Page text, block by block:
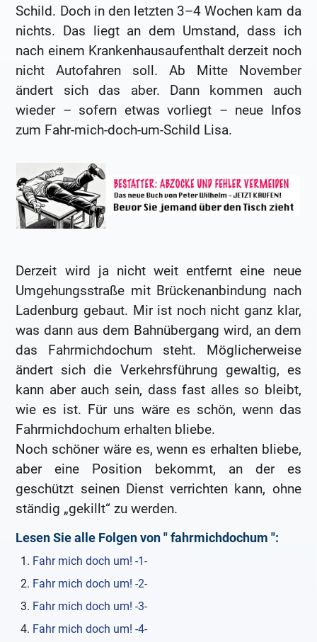
Schild. Doch in den letzten 3–4 Wochen kam da
nichts. Das liegt an dem Umstand, dass ich
nach einem Krankenhausaufenthalt derzeit noch
nicht Autofahren soll. Ab Mitte November
ändert sich das aber. Dann kommen auch
wieder – sofern etwas vorliegt – neue Infos
zum Fahr-mich-doch-um-Schild Lisa.
Derzeit wird ja nicht weit entfernt eine neue
Umgehungsstraße mit Brückenanbindung nach
Ladenburg gebaut. Mir ist noch nicht ganz klar,
was dann aus dem Bahnübergang wird, an dem
das Fahrmichdochum steht. Möglicherweise
ändert sich die Verkehrsführung gewaltig, es
kann aber auch sein, dass fast alles so bleibt,
wie es ist. Für uns wäre es schön, wenn das
Fahrmichdochum erhalten bliebe.
Noch schöner wäre es, wenn es erhalten bliebe,
aber eine Position bekommt, an der es
geschützt seinen Dienst verrichten kann, ohne
ständig „gekillt“ zu werden.
Lesen Sie alle Folgen von "fahrmichdochum":
Fahr mich doch um! -1-
Fahr mich doch um! -2-
Fahr mich doch um! -3-
Fahr mich doch um! -4-